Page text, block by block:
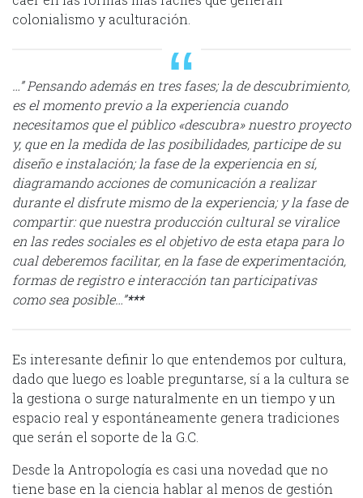
colonialismo y aculturación.
…” Pensando además en tres fases; la de descubrimiento,
es el momento previo a la experiencia cuando
necesitamos que el público «descubra» nuestro proyecto
y, que en la medida de las posibilidades, participe de su
diseño e instalación; la fase de la experiencia en sí,
diagramando acciones de comunicación a realizar
durante el disfrute mismo de la experiencia; y la fase de
compartir: que nuestra producción cultural se viralice
en las redes sociales es el objetivo de esta etapa para lo
cual deberemos facilitar, en la fase de experimentación,
formas de registro e interacción tan participativas
como sea posible…”***
Es interesante definir lo que entendemos por cultura,
dado que luego es loable preguntarse, sí a la cultura se
la gestiona o surge naturalmente en un tiempo y un
espacio real y espontáneamente genera tradiciones
que serán el soporte de la G.C.
Desde la Antropología es casi una novedad que no
tiene base en la ciencia hablar al menos de gestión